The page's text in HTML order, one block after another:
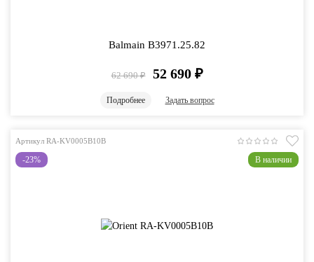
Balmain B3971.25.82
62 690 ₽ 52 690 ₽
Подробнее Задать вопрос
Артикул RA-KV0005B10B
-23% В наличии